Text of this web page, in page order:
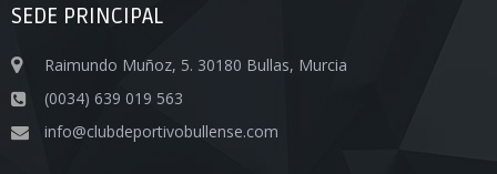
SEDE PRINCIPAL
Raimundo Muñoz, 5. 30180 Bullas, Murcia
(0034) 639 019 563
info@clubdeportivobullense.com